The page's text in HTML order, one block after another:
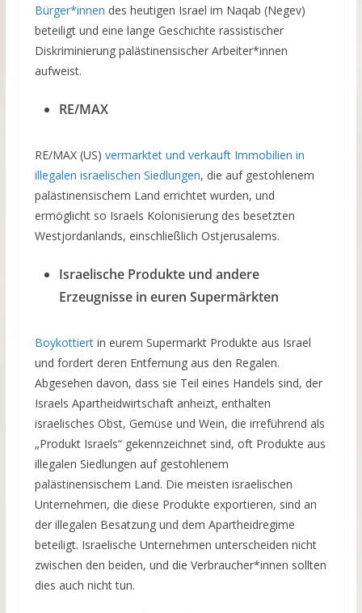
Bürger*innen des heutigen Israel im Naqab (Negev)
beteiligt und eine lange Geschichte rassistischer
Diskriminierung palästinensischer Arbeiter*innen
aufweist.
RE/MAX
RE/MAX (US) vermarktet und verkauft Immobilien in
illegalen israelischen Siedlungen, die auf gestohlenem
palästinensischem Land errichtet wurden, und
ermöglicht so Israels Kolonisierung des besetzten
Westjordanlands, einschließlich Ostjerusalems.
Israelische Produkte und andere
Erzeugnisse in euren Supermärkten
Boykottiertin eurem Supermarkt Produkte aus Israel
und fordert deren Entfernung aus den Regalen.
Abgesehen davon, dass sie Teil eines Handels sind, der
Israels Apartheidwirtschaft anheizt, enthalten
israelisches Obst, Gemüse und Wein, die irreführend als
„Produkt Israels“ gekennzeichnet sind, oft Produkte aus
illegalen Siedlungen auf gestohlenem
palästinensischem Land. Die meisten israelischen
Unternehmen, die diese Produkte exportieren, sind an
der illegalen Besatzung und dem Apartheidregime
beteiligt. Israelische Unternehmen unterscheiden nicht
zwischen den beiden, und die Verbraucher*innen sollten
dies auch nicht tun.